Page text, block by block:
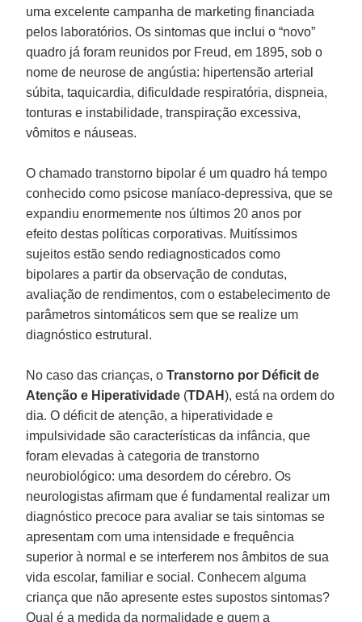
uma excelente campanha de marketing financiada
pelos laboratórios. Os sintomas que inclui o “novo”
quadro já foram reunidos por Freud, em 1895, sob o
nome de neurose de angústia: hipertensão arterial
súbita, taquicardia, dificuldade respiratória, dispneia,
tonturas e instabilidade, transpiração excessiva,
vômitos e náuseas.
O chamado transtorno bipolar é um quadro há tempo
conhecido como psicose maníaco-depressiva, que se
expandiu enormemente nos últimos 20 anos por
efeito destas políticas corporativas. Muitíssimos
sujeitos estão sendo rediagnosticados como
bipolares a partir da observação de condutas,
avaliação de rendimentos, com o estabelecimento de
parâmetros sintomáticos sem que se realize um
diagnóstico estrutural.
No caso das crianças, oTranstorno por Déficit de
Atenção e Hiperatividade (TDAH), está na ordem do
dia. O déficit de atenção, a hiperatividade e
impulsividade são características da infância, que
foram elevadas à categoria de transtorno
neurobiológico: uma desordem do cérebro. Os
neurologistas afirmam que é fundamental realizar um
diagnóstico precoce para avaliar se tais sintomas se
apresentam com uma intensidade e frequência
superior à normal e se interferem nos âmbitos de sua
vida escolar, familiar e social. Conhecem alguma
criança que não apresente estes supostos sintomas?
Qual é a medida da normalidade e quem a